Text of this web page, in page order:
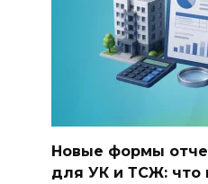
Новые формы
для УК и ТСЖ: что